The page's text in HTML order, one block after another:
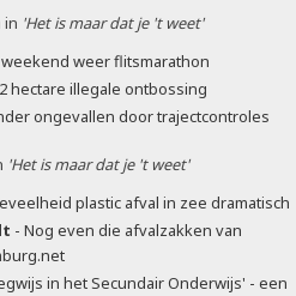
in 'Het is maar dat je 't weet'
weer flitsmarathon
hectare illegale ontbossing
ongevallen door trajectcontroles
'Het is maar dat je 't weet'
plastic afval in zee dramatisch
- Nog even die afvalzakken van
in het Secundair Onderwijs' - een